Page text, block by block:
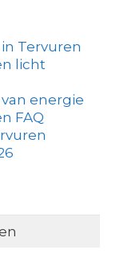
Tervuren
licht
energie
FAQ